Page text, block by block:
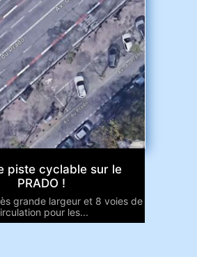
piste cyclable sur le
PRADO !
grande largeur et 8 voies de
pour les...